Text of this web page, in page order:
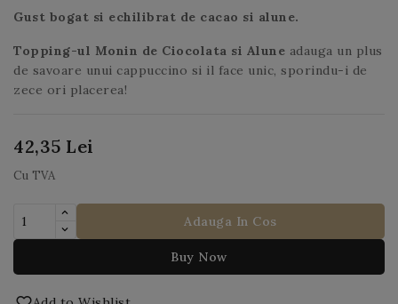
Gust bogat si echilibrat de cacao si alune.
Topping-ul Monin de Ciocolata si Alune adauga un plus
de savoare unui cappuccino si il face unic, sporindu-i de
zece ori placerea!
42,35 Lei
Cu TVA
Adauga In Cos
Buy Now